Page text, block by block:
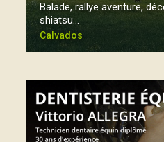
Balade, rallye aventure,
shiatsu…
Calvados